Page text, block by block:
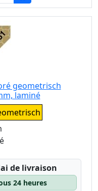
geometrisch
laminé
de livraison
24 heures